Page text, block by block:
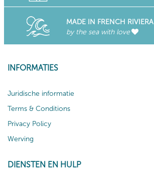
MADE IN FRENCH RIVIERA
by the sea with love
INFORMATIES
Juridische informatie
Terms & Conditions
Privacy Policy
Werving
DIENSTEN EN HULP